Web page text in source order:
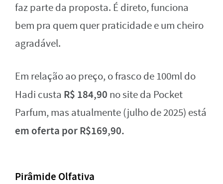
faz parte da proposta. É direto, funciona
bem pra quem quer praticidade e um cheiro
agradável.
Em relação ao preço, o frasco de 100ml do
Hadi custa R$ 184,90 no site da Pocket
Parfum, mas atualmente (julho de 2025) está
em oferta por R$169,90.
Pirâmide Olfativa